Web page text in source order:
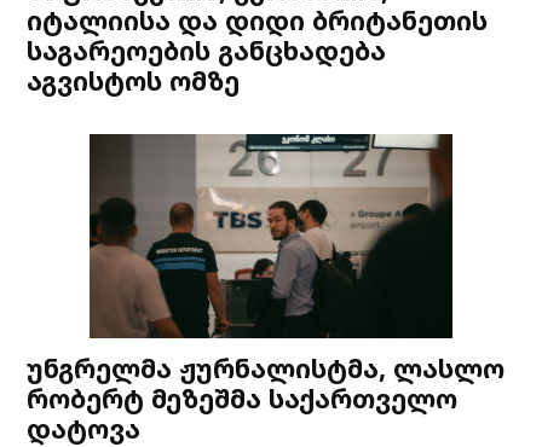
იტალიისა და დიდი ბრიტანეთის
საგარეოების განცხადება
აგვისტოს ომზე
უნგრელმა ჟურნალისტმა, ლასლო
რობერტ მეზეშმა საქართველო
დატოვა